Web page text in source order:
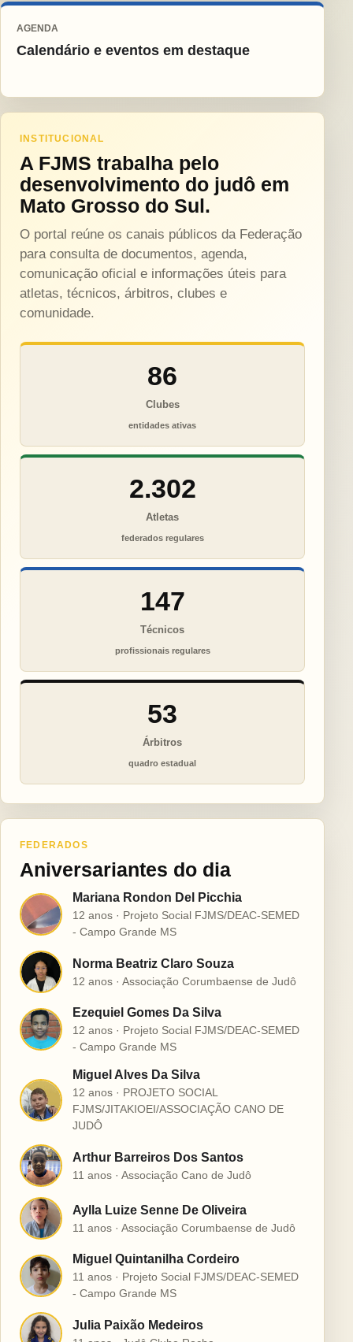
AGENDA
Calendário e eventos em destaque
INSTITUCIONAL
A FJMS trabalha pelo
desenvolvimento do judô em
Mato Grosso do Sul.
O portal reúne os canais públicos da Federação
para consulta de documentos, agenda,
comunicação oficial e informações úteis para
atletas, técnicos, árbitros, clubes e
comunidade.
86
Clubes
entidades ativas
2.302
Atletas
federados regulares
147
Técnicos
profissionais regulares
53
Árbitros
quadro estadual
FEDERADOS
Aniversariantes do dia
M
Mariana Rondon Del Picchia
12 anos · Projeto Social FJMS/DEAC-SEMED
- Campo Grande MS
N Norma Beatriz Claro Souza
12 anos · Associação Corumbaense de Judô
E
Ezequiel Gomes Da Silva
12 anos · Projeto Social FJMS/DEAC-SEMED
- Campo Grande MS
M
Miguel Alves Da Silva
12 anos · PROJETO SOCIAL
FJMS/JITAKIOEI/ASSOCIAÇÃO CANO DE
JUDÔ
A Arthur Barreiros Dos Santos
11 anos · Associação Cano de Judô
A Aylla Luize Senne De Oliveira
11 anos · Associação Corumbaense de Judô
M
Miguel Quintanilha Cordeiro
11 anos · Projeto Social FJMS/DEAC-SEMED
- Campo Grande MS
J Julia Paixão Medeiros